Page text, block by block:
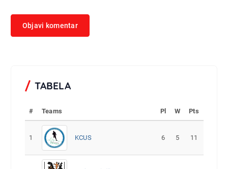
TABELA
# Teams Pl W Pts
1 KCUS 6 5 11